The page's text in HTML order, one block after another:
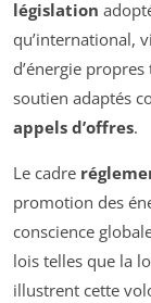
législation
qu’international,
d’énergie
soutien adaptés
appels d’offres.
Le cadre
promotion des
conscience
lois telles que la
illustrent cette